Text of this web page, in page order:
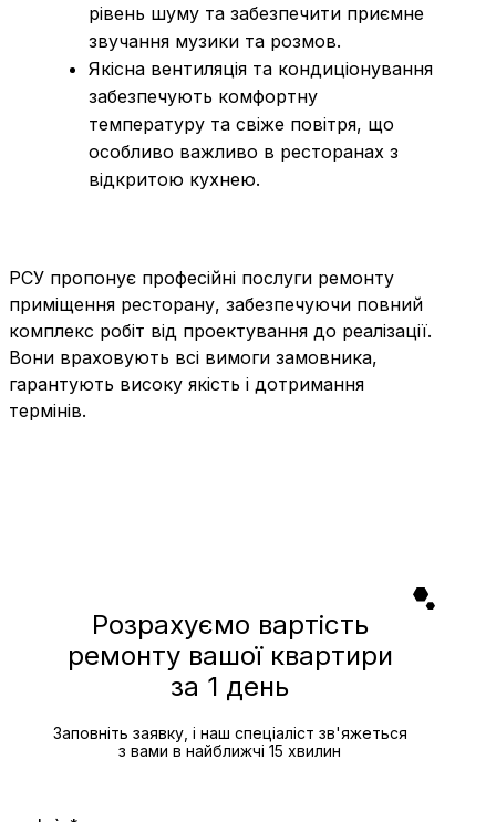
рівень шуму та забезпечити приємне
звучання музики та розмов.
Якісна вентиляція та кондиціонування
забезпечують комфортну
температуру та свіже повітря, що
особливо важливо в ресторанах з
відкритою кухнею.
РСУ пропонує професійні послуги ремонту
приміщення ресторану, забезпечуючи повний
комплекс робіт від проектування до реалізації.
Вони враховують всі вимоги замовника,
гарантують високу якість і дотримання
термінів.
Розрахуємо вартість
ремонту вашої квартири
за 1 день
Заповніть заявку, і наш спеціаліст зв'яжеться
з вами в найближчі 15 хвилин